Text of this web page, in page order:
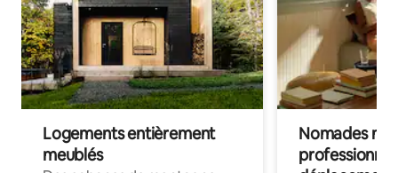
Logements entièrement
meublés
Nomades